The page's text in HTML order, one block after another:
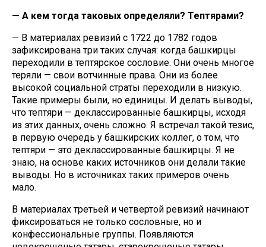
— А кем тогда таковых определяли? Тептярами?
— В материалах ревизий с 1722 до 1782 годов
зафиксирована три таких случая: когда башкирцы
переходили в тептярское сословие. Они очень многое
теряли — свои вотчинные права. Они из более
высокой социальной страты переходили в низкую.
Такие примеры были, но единицы. И делать выводы,
что тептяри — деклассированные башкирцы, исходя
из этих данных, очень сложно. Я встречал такой тезис,
в первую очередь у башкирских коллег, о том, что
тептяри — это деклассированные башкирцы. Я не
знаю, на основе каких источников они делали такие
выводы. Но в источниках таких примеров очень
мало.
В материалах третьей и четвертой ревизий начинают
фиксироваться не только сословные, но и
конфессиональные группы. Появляются